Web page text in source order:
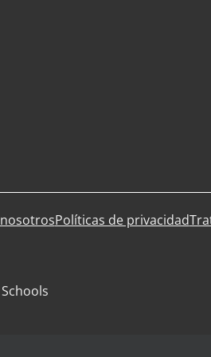
Políticas de privacidad